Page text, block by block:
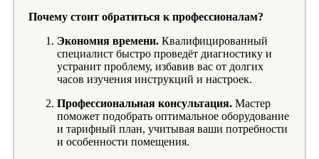
Почему стоит обратиться к профессионалам?
Экономия времени. Квалифицированный
специалист быстро проведёт диагностику и
устранит проблему, избавив вас от долгих
часов изучения инструкций и настроек.
Профессиональная консультация. Мастер
поможет подобрать оптимальное оборудование
и тарифный план, учитывая ваши потребности
и особенности помещения.